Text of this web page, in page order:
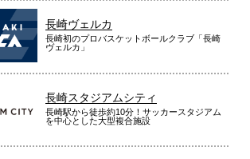
長崎ヴェルカ
長崎初のプロバスケットボールクラブ「長崎
ヴェルカ」
長崎スタジアムシティ
長崎駅から徒歩約10分！サッカースタジアム
を中心とした大型複合施設